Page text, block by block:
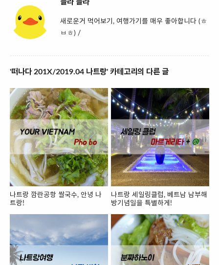
블라 블라
새로운거 먹어보기, 여행가기를 매우 좋아합니다 (ㅎ
ㅂㅎ) /
'떠나다 201X/2019.04 나트랑' 카테고리의 다른 글
나트랑 깜란공항 쌀국수, 안녕 나
트랑!
나트랑 세일링클럽, 베트남 남부해
방기념일을 특별하게!